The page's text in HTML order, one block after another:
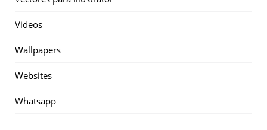
Videos
Wallpapers
Websites
Whatsapp